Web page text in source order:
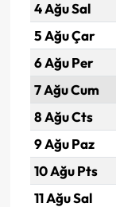
4 Ağu Sal
5 Ağu Çar
6 Ağu Per
7 Ağu Cum
8 Ağu Cts
9 Ağu Paz
10 Ağu Pts
11 Ağu Sal